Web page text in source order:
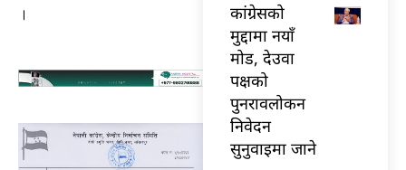
।
कांग्रेसको
मुद्दामा नयाँ
मोड, देउवा
पक्षको
पुनरावलोकन
निवेदन
सुनुवाइमा जाने